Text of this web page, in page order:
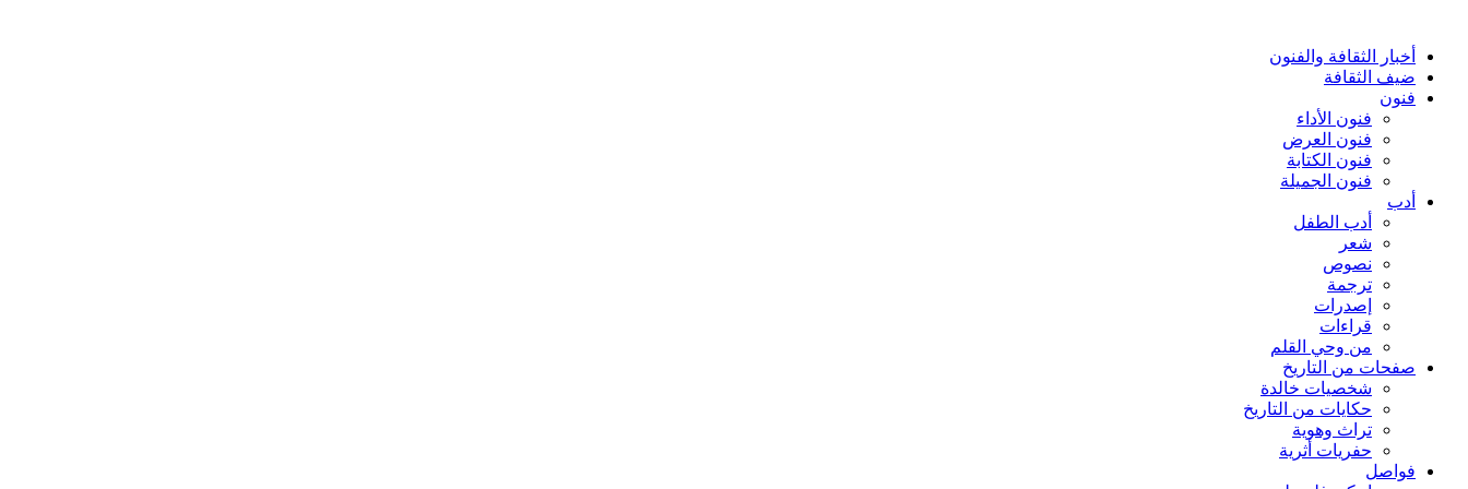
أخبار الثقافة والفنون
ضيف الثقافة
فنون
فنون الأداء
فنون العرض
فنون الكتابة
فنون الجميلة
أدب
أدب الطفل
شعر
نصوص
ترجمة
إصدرات
قراءات
من وحي القلم
صفحات من التاريخ
شخصيات خالدة
حكايات من التاريخ
تراث وهوية
حفريات أثرية
فواصل